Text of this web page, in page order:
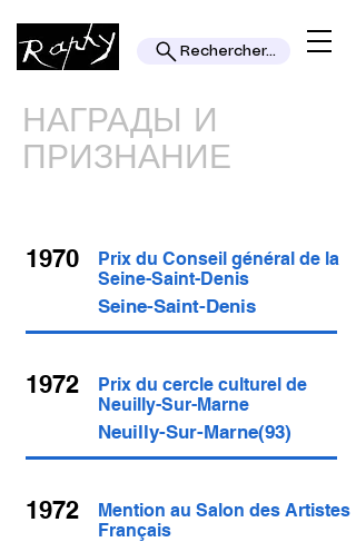
Rechercher...
НАГРАДЫ И
ПРИЗНАНИЕ
1970
Prix du Conseil général de la
Seine-Saint-Denis
Seine-Saint-Denis
1972
Prix du cercle culturel de
Neuilly-Sur-Marne
Neuilly-Sur-Marne(93)
1972
Mention au Salon des Artistes
Français